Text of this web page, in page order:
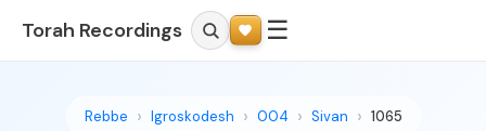
Torah Recordings ☰
Rebbe Igroskodesh 004 Sivan 1065